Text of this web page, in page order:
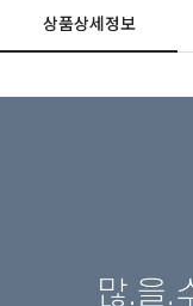
상품상세정보